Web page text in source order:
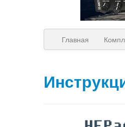
Главная